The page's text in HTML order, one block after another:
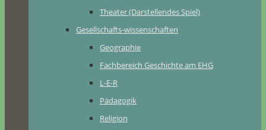
Theater (Darstellendes Spiel)
Gesellschafts-wissenschaften
Geographie
Fachbereich Geschichte am EHG
L-E-R
Pädagogik
Religion